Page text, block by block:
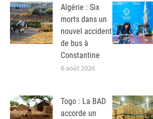
Algérie : Six
morts dans un
nouvel accident
de bus à
Constantine
6 août 2026
Togo : La BAD
accorde un